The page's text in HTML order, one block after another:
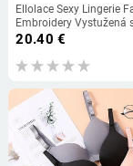
Ellolace Sexy Lingerie
Embroidery Vystužená
bielizeň Čipkovaná
Dámska 2-dielna
maškarná bielizeň
20.40 €